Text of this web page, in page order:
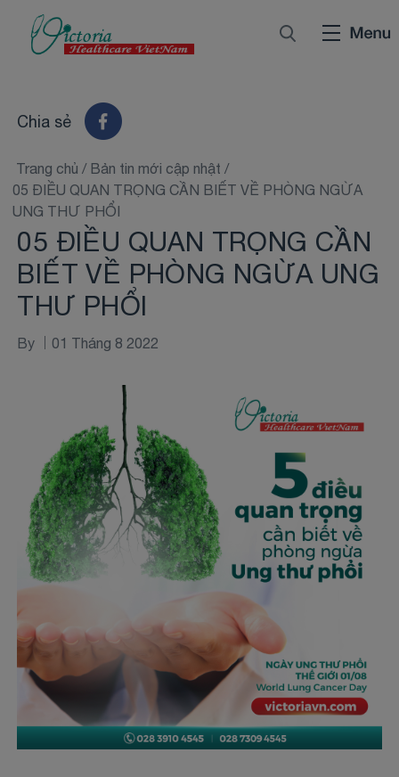
Chia sẻ
Trang chủ /Bản tin mới cập nhật /
05 ĐIỀU QUAN TRỌNG CẦN BIẾT VỀ PHÒNG NGỪA
UNG THƯ PHỔI
05 ĐIỀU QUAN TRỌNG CẦN
BIẾT VỀ PHÒNG NGỪA UNG
THƯ PHỔI
By 01 Tháng 8 2022